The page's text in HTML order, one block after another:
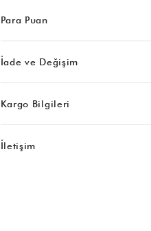
Para Puan
İade ve Değişim
Kargo Bilgileri
İletişim